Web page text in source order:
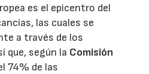
es el epicentro del
las cuales se
a través de los
que, según la Comisión
74% de las